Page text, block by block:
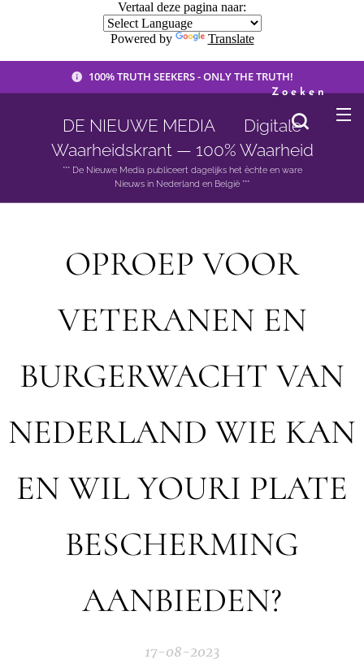
Vertaal deze pagina naar:
Powered by Translate
100% TRUTH SEEKERS - ONLY THE TRUTH!
DE NIEUWE MEDIA 🟣 Digitale
Waarheidskrant — 100% Waarheid
*** De Nieuwe Media publiceert dagelijks het èchte en ware
Nieuws in Nederland en België ***
Zoeken
OPROEP VOOR
VETERANEN EN
BURGERWACHT VAN
NEDERLAND WIE KAN
EN WIL YOURI PLATE
BESCHERMING
AANBIEDEN?
17-08-2023